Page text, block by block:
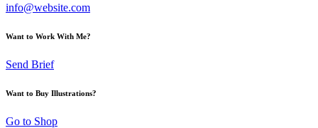
info@website.com
Want to Work With Me?
Send Brief
Want to Buy Illustrations?
Go to Shop